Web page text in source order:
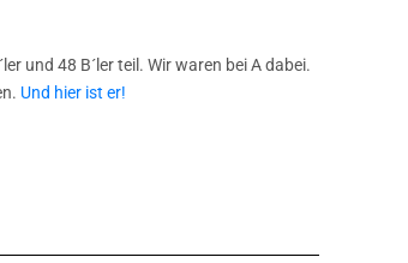
und 48 B´ler teil. Wir waren bei A dabei.
Und hier ist er!